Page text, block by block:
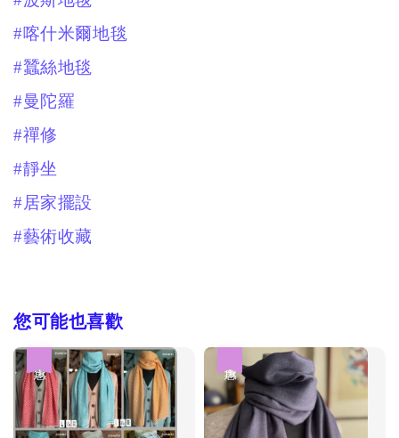
#喀什米爾地毯
#蠶絲地毯
#曼陀羅
#禪修
#靜坐
#居家擺設
#藝術收藏
您可能也喜歡